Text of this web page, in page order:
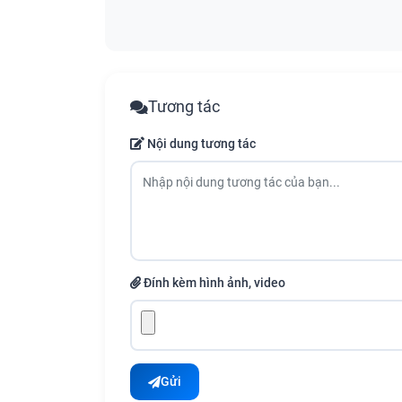
Tương tác
Nội dung tương tác
Đính kèm hình ảnh, video
Gửi